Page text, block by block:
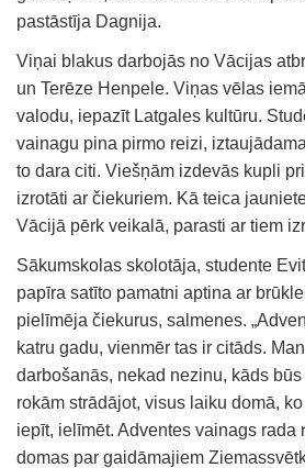
pastāstīja Dagnija.
Viņai blakus darbojās no Vācijas
un Terēze Henpele. Viņas vēlas
valodu, iepazīt Latgales kultūru.
vainagu pina pirmo reizi,
to dara citi. Viešņām izdevās kupli
izrotāti ar čiekuriem. Kā teica
Vācijā pērk veikalā, parasti ar tiem
Sākumskolas skolotāja, studente
papīra satīto pamatni aptina ar
pielīmēja čiekurus, salmenes.
katru gadu, vienmēr tas ir citāds.
darbošanās, nekad nezinu, kāds
rokām strādājot, visus laiku domā,
iepīt, ielīmēt. Adventes vainags rada
domas par gaidāmajiem